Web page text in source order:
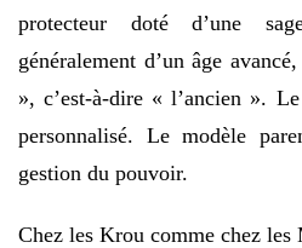
protecteur doté d’une
généralement d’un âge
», c’est-à-dire « l’ancien ».
personnalisé. Le modèle
gestion du pouvoir.
Chez les Krou comme chez les